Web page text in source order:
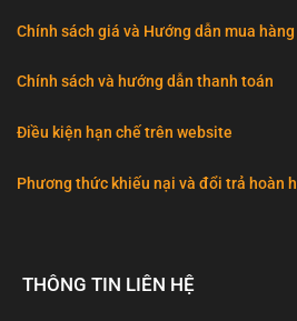
Chính sách giá và Hướng dẫn mua hàng
Chính sách và hướng dẫn thanh toán
Điều kiện hạn chế trên website
Phương thức khiếu nại và đổi trả hoàn
THÔNG TIN LIÊN HỆ